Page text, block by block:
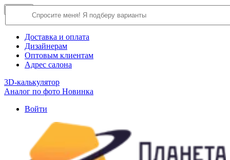
О компании
Доставка и оплата
Дизайнерам
Оптовым клиентам
Адрес салона
3D-калькулятор
Аналог по фото Новинка
Войти